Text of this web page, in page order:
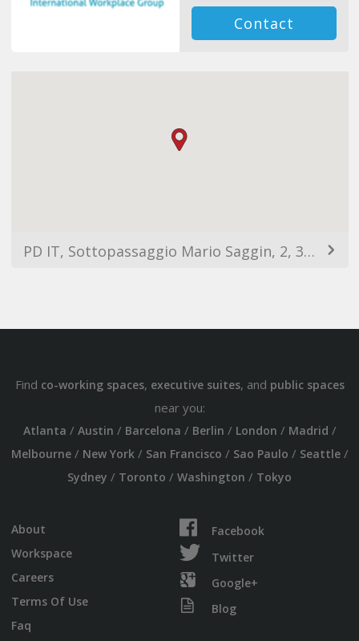
Contact
PD IT, Sottopassaggio Mario Saggin, 2, 35131 Padova Est, Italy
Find co-working spaces, executive suites, and public spaces
near you:
Atlanta / Austin / Barcelona / Berlin / London / Madrid /
Melbourne/ New York/ San Francisco / Sao Paulo / Seattle/
Sydney / Toronto / Washington / Tokyo
About
Workspace
Careers
Terms Of Use
Faq
Facebook
Twitter
Google+
Blog